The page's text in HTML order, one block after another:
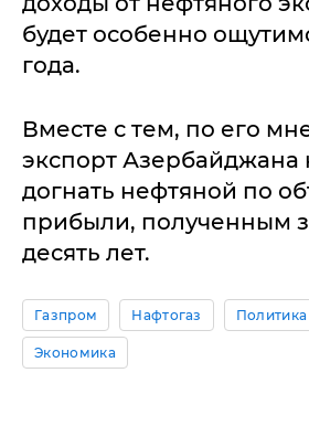
будет особенно
года.
Вместе с тем, по его
экспорт Азербайджана
догнать нефтяной по
прибыли, полученным
десять лет.
Газпром Нафтогаз Политика
Экономика